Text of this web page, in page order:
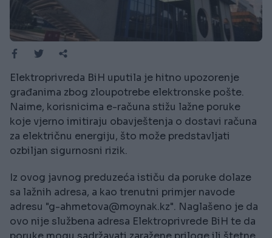
Elektroprivreda BiH uputila je hitno upozorenje
građanima zbog zloupotrebe elektronske pošte.
Naime, korisnicima e-računa stižu lažne poruke
koje vjerno imitiraju obavještenja o dostavi računa
za električnu energiju, što može predstavljati
ozbiljan sigurnosni rizik.
Iz ovog javnog preduzeća ističu da poruke dolaze
sa lažnih adresa, a kao trenutni primjer navode
adresu "g-ahmetova@moynak.kz". Naglašeno je da
ovo nije službena adresa Elektroprivrede BiH te da